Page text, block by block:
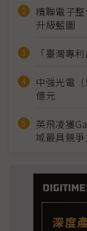
精聯電子
升級藍圖
「臺灣專
中強光電
億元
英飛凌獲
域最具競